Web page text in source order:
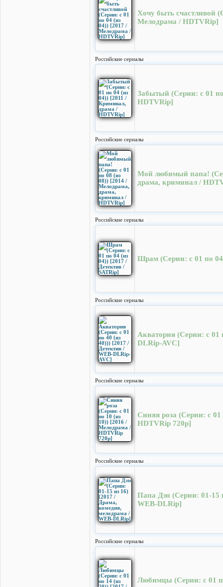
Хочу быть счастливой
Мелодрама / HDTVRip]
Российские сериалы
Забытый (Серии: с 01
HDTVRip]
Российские сериалы
Мой любимый папа!
драма, криминал /
Российские сериалы
Шрам (Серии: с 01 по 04
Российские сериалы
Акватория (Серии: с 01
DLRip-AVC]
Российские сериалы
Синяя роза (Серии: с
HDTVRip 720p]
Российские сериалы
Папа Дэн (Серии: 01-15
WEB-DLRip]
Российские сериалы
Любимцы (Серии: с 01